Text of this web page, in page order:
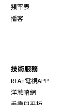
頻率表
播客
技術服務
RFA+電視APP
洋蔥暗網